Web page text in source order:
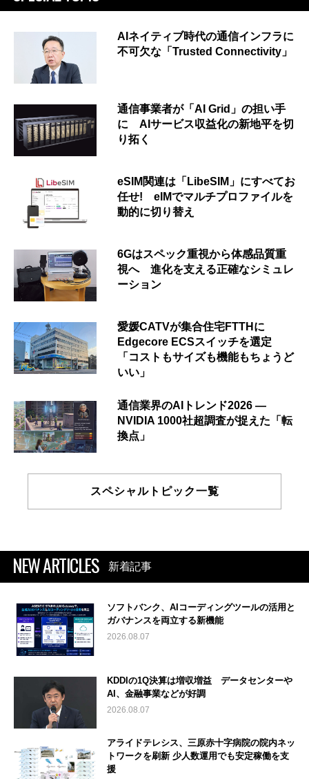
AIネイティブ時代の通信インフラに
不可欠な「Trusted Connectivity」
通信事業者が「AI Grid」の担い手
に AIサービス収益化の新地平を切
り拓く
eSIM関連は「LibeSIM」にすべてお
任せ! eIMでマルチプロファイルを
動的に切り替え
6Gはスペック重視から体感品質重
視へ 進化を支える正確なシミュレ
ーション
愛媛CATVが集合住宅FTTHに
Edgecore ECSスイッチを選定
「コストもサイズも機能もちょうど
いい」
通信業界のAIトレンド2026 ―
NVIDIA 1000社超調査が捉えた「転
換点」
スペシャルトピック一覧
NEW ARTICLES 新着記事
ソフトバンク、AIコーディングツールの活用と
ガバナンスを両立する新機能
2026.08.07
KDDIの1Q決算は増収増益 データセンターや
AI、金融事業などが好調
2026.08.07
アライドテレシス、三原赤十字病院の院内ネッ
トワークを刷新 少人数運用でも安定稼働を支
援